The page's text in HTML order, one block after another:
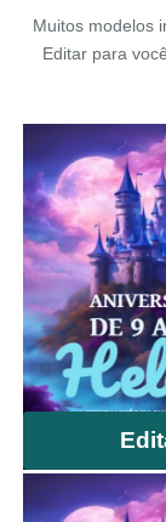
Muitos modelos
Editar para